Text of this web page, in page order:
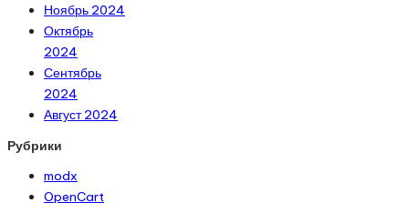
Ноябрь 2024
Октябрь
2024
Сентябрь
2024
Август 2024
Рубрики
modx
OpenCart